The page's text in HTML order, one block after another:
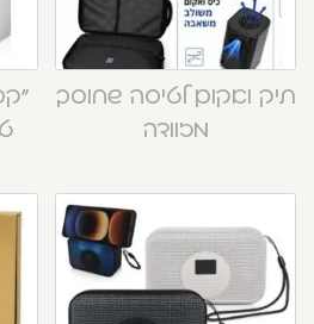
תיק ואקום לטיסה שחוסך
מזוודה